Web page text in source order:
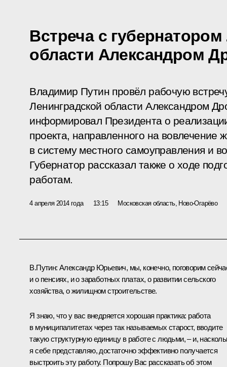
Встреча с
области Александром
Владимир Путин провёл рабочую
Ленинградской области Александром
информировал Президента о
проекта, направленного на вовлечение
в систему местного самоуправления и
Губернатор рассказал также о ходе
работам.
4 апреля 2014 года 13:15 Московская область, Ново-Огарёво
В.Путин: Александр Юрьевич, мы, конечно, поговорим
и о пенсиях, и о заработных платах, о развитии сельского
хозяйства, о жилищном строительстве.
Я знаю, что у вас внедряется хорошая практика: работа
в муниципалитетах через так называемых старост, вводите
такую структурную единицу в работе с людьми, – и,
я себе представляю, достаточно эффективно получается
выстроить эту работу. Попрошу Вас рассказать об этом